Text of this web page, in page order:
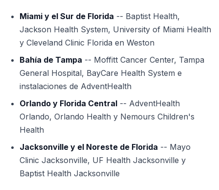
Miami y el Sur de Florida -- Baptist Health,
Jackson Health System, University of Miami Health
y Cleveland Clinic Florida en Weston
Bahía de Tampa -- Moffitt Cancer Center, Tampa
General Hospital, BayCare Health System e
instalaciones de AdventHealth
Orlando y Florida Central -- AdventHealth
Orlando, Orlando Health y Nemours Children's
Health
Jacksonville y el Noreste de Florida -- Mayo
Clinic Jacksonville, UF Health Jacksonville y
Baptist Health Jacksonville